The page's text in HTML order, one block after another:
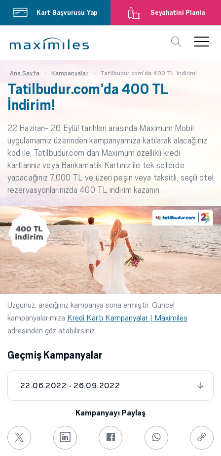
Kart Başvurusu Yap Seyahatini Planla
Ana Sayfa Kampanyalar Tatilbudur.com’da 400 TL indirim!
Tatilbudur.com’da 400 TL
İndirim!
22 Haziran- 26 Eylül tarihleri arasında Maximum Mobil
uygulamamız üzerinden kampanyamıza katılarak alacağınız
kod ile, Tatilbudur.com’dan Maximum özellikli kredi
kartlarınız veya Bankamatik Kartınız ile tek seferde
yapacağınız 7.000 TL ve üzeri peşin veya taksitli, seçili otel
rezervasyonlarınızda 400 TL indirim kazanın.
Üzgünüz, aradığınız kampanya sona ermiştir. Güncel
kampanyalarımıza Kredi Kartı Kampanyalar | Maximiles
adresinden göz atabilirsiniz.
Geçmiş Kampanyalar
22.06.2022 - 26.09.2022
Kampanyayı Paylaş